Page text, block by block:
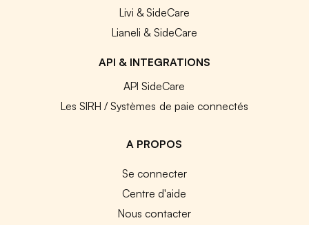
Livi & SideCare
Lianeli & SideCare
API & INTEGRATIONS
API SideCare
Les SIRH / Systèmes de paie connectés
A PROPOS
Se connecter
Centre d'aide
Nous contacter